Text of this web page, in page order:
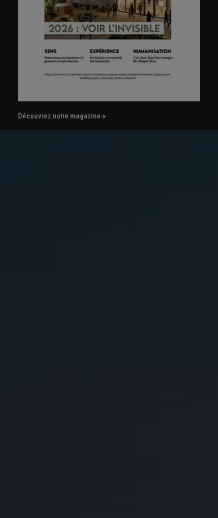
Découvrez notre magazine